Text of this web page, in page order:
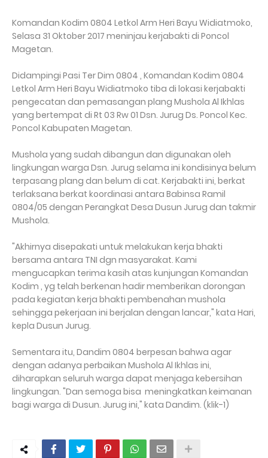
Komandan Kodim 0804 Letkol Arm Heri Bayu Widiatmoko,
Selasa 31 Oktober 2017 meninjau kerjabakti di Poncol
Magetan.
Didampingi Pasi Ter Dim 0804 , Komandan Kodim 0804
Letkol Arm Heri Bayu Widiatmoko tiba di lokasi kerjabakti
pengecatan dan pemasangan plang Mushola Al Ikhlas
yang bertempat di Rt 03 Rw 01 Dsn. Jurug Ds. Poncol Kec.
Poncol Kabupaten Magetan.
Mushola yang sudah dibangun dan digunakan oleh
lingkungan warga Dsn. Jurug selama ini kondisinya belum
terpasang plang dan belum di cat. Kerjabakti ini, berkat
terlaksana berkat koordinasi antara Babinsa Ramil
0804/05 dengan Perangkat Desa Dusun Jurug dan takmir
Mushola.
"Akhirnya disepakati untuk melakukan kerja bhakti
bersama antara TNI dgn masyarakat. Kami
mengucapkan terima kasih atas kunjungan Komandan
Kodim , yg telah berkenan hadir memberikan dorongan
pada kegiatan kerja bhakti pembenahan mushola
sehingga pekerjaan ini berjalan dengan lancar," kata Hari,
kepla Dusun Jurug.
Sementara itu, Dandim 0804 berpesan bahwa agar
dengan adanya perbaikan Mushola Al Ikhlas ini,
diharapkan seluruh warga dapat menjaga kebersihan
lingkungan. "Dan semoga bisa meningkatkan keimanan
bagi warga di Dusun. Jurug ini," kata Dandim. (klik-1)